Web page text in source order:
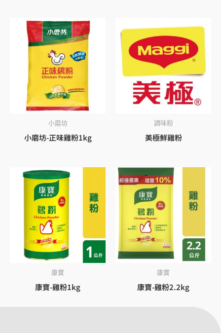
小磨坊
小磨坊-正味雞粉1kg
調味粉
美極鮮雞粉
康寶
康寶-雞粉1kg
康寶
康寶-雞粉2.2kg